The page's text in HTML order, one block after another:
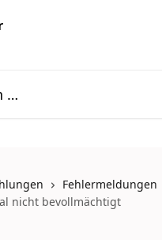
Fehlermeldungen
nicht bevollmächtigt